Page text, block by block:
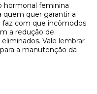
hormonal feminina
quem quer garantir a
faz com que incômodos
a redução de
Vale lembrar
a manutenção da